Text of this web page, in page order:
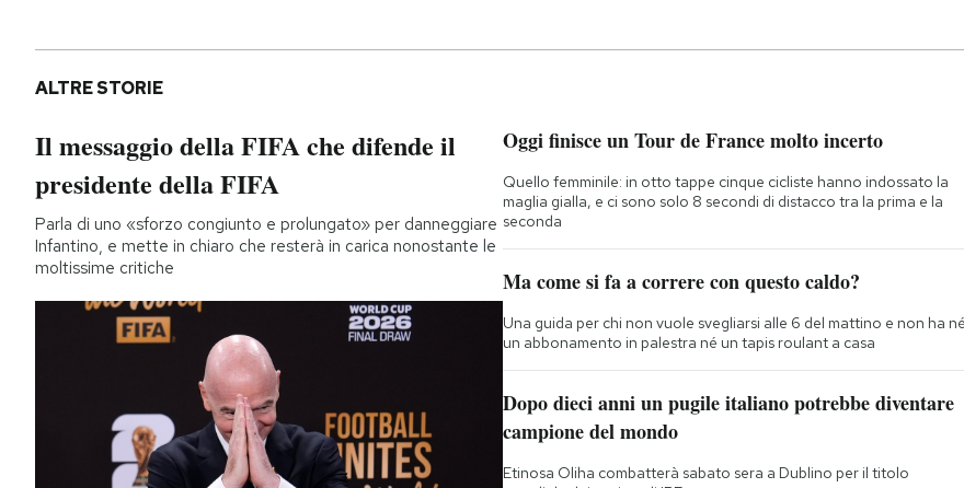
ALTRE STORIE
Il messaggio della FIFA che difende il
presidente della FIFA
Parla di uno «sforzo congiunto e prolungato» per danneggiare
Infantino, e mette in chiaro che resterà in carica nonostante le
moltissime critiche
Oggi finisce un Tour de France molto incerto
Quello femminile: in otto tappe cinque cicliste hanno indossato la
maglia gialla, e ci sono solo 8 secondi di distacco tra la prima e la
seconda
Ma come si fa a correre con questo caldo?
Una guida per chi non vuole svegliarsi alle 6 del mattino e non ha né
un abbonamento in palestra né un tapis roulant a casa
Dopo dieci anni un pugile italiano potrebbe diventare
campione del mondo
Etinosa Oliha combatterà sabato sera a Dublino per il titolo